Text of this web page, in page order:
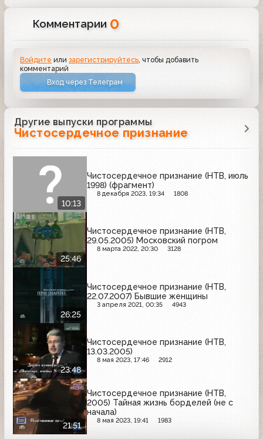
Комментарии 0
Войдите илизарегистрируйтесь , чтобы добавить
комментарий
Вход через Телеграм
Другие выпуски программы
Чистосердечное признание
10:13
Чистосердечное признание (НТВ, июль
1998) (фрагмент)
8 декабря 2023, 19:34 1808
25:46
Чистосердечное признание (НТВ,
29.05.2005) Московский погром
8 марта 2022, 20:30 3128
26:25
Чистосердечное признание (НТВ,
22.07.2007) Бывшие женщины
3 апреля 2021, 00:35 4943
23:48
Чистосердечное признание (НТВ,
13.03.2005)
8 мая 2023, 17:46 2912
21:51
Чистосердечное признание (НТВ,
2005) Тайная жизнь борделей (не с
начала)
8 мая 2023, 19:41 1983